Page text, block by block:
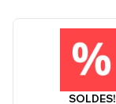
SOLDES!